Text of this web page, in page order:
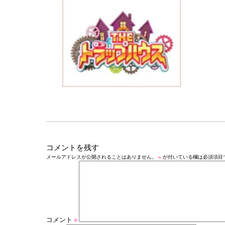
コメントを残す
メールアドレスが公開されることはありません。 ※ が付いている欄は必須項目
コメント ※